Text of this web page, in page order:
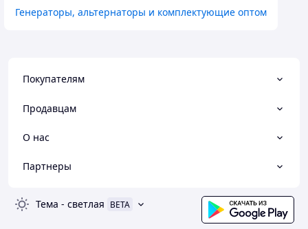
Генераторы, альтернаторы и комплектующие оптом
Покупателям
Продавцам
О нас
Партнеры
Тема - светлая BETA